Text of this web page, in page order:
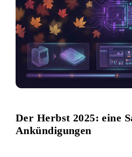
Der Herbst 2025: eine
Ankündigungen